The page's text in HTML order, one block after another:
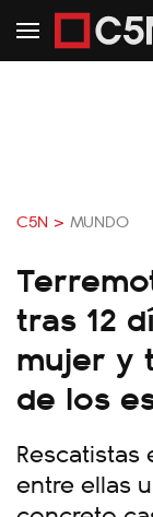
C5N > MUNDO
tras 12
mujer y
de los
Rescatistas
entre ellas